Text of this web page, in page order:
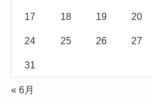
17 18 19 20
24 25 26 27
31
« 6月